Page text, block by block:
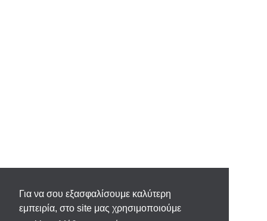
Για να σου εξασφαλίσουμε καλύτερη
εμπειρία, στο site μας χρησιμοποιούμε